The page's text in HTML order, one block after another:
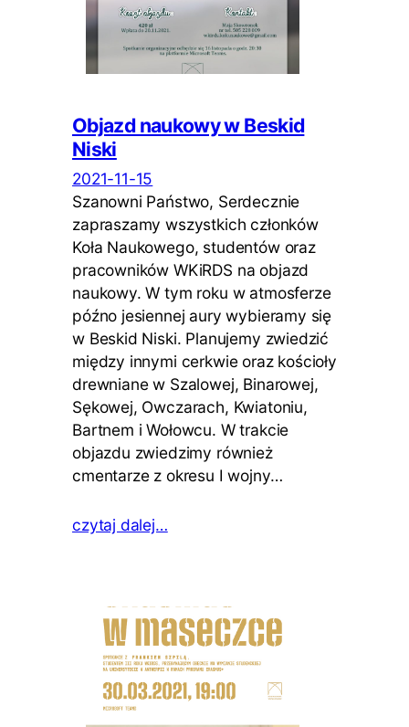
Objazd naukowy w Beskid
Niski
2021-11-15
Szanowni Państwo, Serdecznie
zapraszamy wszystkich członków
Koła Naukowego, studentów oraz
pracowników WKiRDS na objazd
naukowy. W tym roku w atmosferze
późno jesiennej aury wybieramy się
w Beskid Niski. Planujemy zwiedzić
między innymi cerkwie oraz kościoły
drewniane w Szalowej, Binarowej,
Sękowej, Owczarach, Kwiatoniu,
Bartnem i Wołowcu. W trakcie
objazdu zwiedzimy również
cmentarze z okresu I wojny…
czytaj dalej…